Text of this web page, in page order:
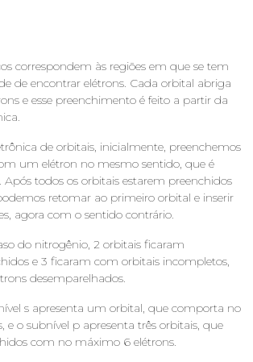
correspondem às regiões em que se tem
de encontrar elétrons. Cada orbital abriga
e esse preenchimento é feito a partir da
de orbitais, inicialmente, preenchemos
um elétron no mesmo sentido, que é
todos os orbitais estarem preenchidos
retomar ao primeiro orbital e inserir
agora com o sentido contrário.
do nitrogênio, 2 orbitais ficaram
e 3 ficaram com orbitais incompletos,
desemparelhados.
s apresenta um orbital, que comporta no
e o subnível p apresenta três orbitais, que
com no máximo 6 elétrons.